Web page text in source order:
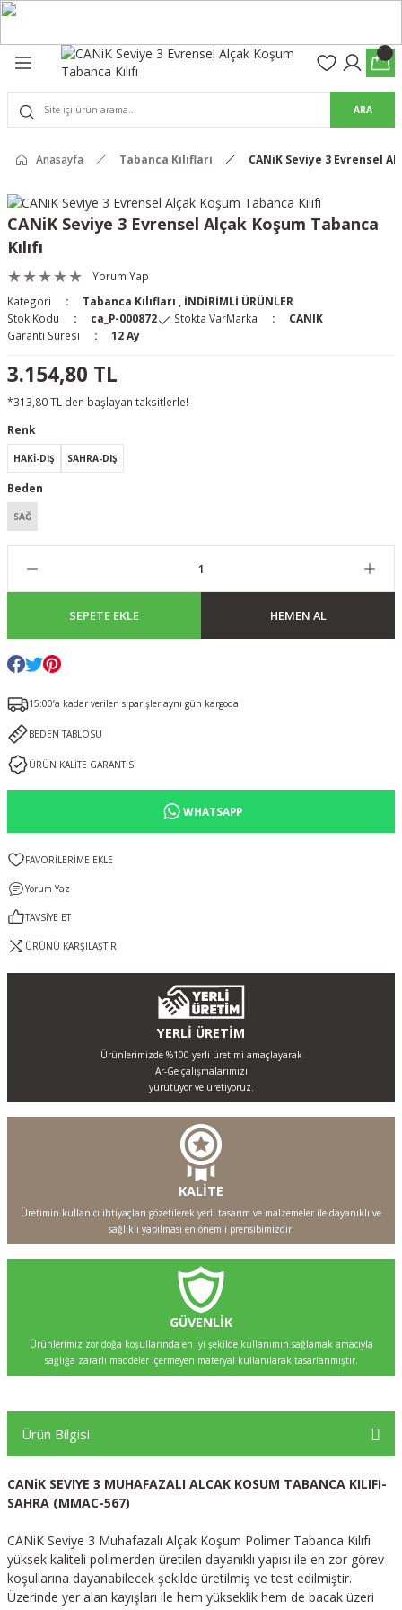
Pro Pantolon
Pantolon
& Kalkanlar
Kılıfları
ARA
Anasayfa Tabanca Kılıfları CANiK Seviye 3 Evrensel
CANiK Seviye 3 Evrensel Alçak Koşum Tabanca
Kılıfı
Yorum Yap
Kategori
Tabanca Kılıfları
İNDİRİMLİ ÜRÜNLER
Stok Kodu
ca_P-000872 Stokta VarMarka
CANIK
Garanti Süresi
12 Ay
3.154,80 TL
*313,80 TL den başlayan taksitlerle!
Renk
HAKİ-DIŞ SAHRA-DIŞ
Beden
SAĞ
SEPETE EKLE HEMEN AL
15:00’a kadar verilen siparişler aynı gün kargoda
BEDEN TABLOSU
ÜRÜN KALİTE GARANTİSİ
WHATSAPP
Yorum Yaz
TAVSİYE ET
ÜRÜNÜ KARŞILAŞTIR
YERLİ ÜRETİM
Ürünlerimizde %100 yerli üretimi amaçlayarak
Ar-Ge çalışmalarımızı
yürütüyor ve üretiyoruz.
KALİTE
Üretimin kullanıcı ihtiyaçları gözetilerek yerli tasarım ve malzemeler ile dayanıklı ve
sağlıklı yapılması en önemli prensibimizdir.
GÜVENLİK
Ürünlerimiz zor doğa koşullarında en iyi şekilde kullanımın sağlamak amacıyla
sağlığa zararlı maddeler içermeyen materyal kullanılarak tasarlanmıştır.
Ürün Bilgisi
CANiK SEVIYE 3 MUHAFAZALI ALCAK KOSUM TABANCA KILIFI-
SAHRA (MMAC-567)
CANiK Seviye 3 Muhafazalı Alçak Koşum Polimer Tabanca Kılıfı
yüksek kaliteli polimerden üretilen dayanıklı yapısı ile en zor görev
koşullarına dayanabilecek şekilde üretilmiş ve test edilmiştir.
Üzerinde yer alan kayışları ile hem yükseklik hem de bacak üzeri